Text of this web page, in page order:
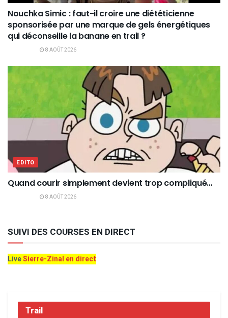
Nouchka Simic : faut-il croire une diététicienne
sponsorisée par une marque de gels énergétiques
qui déconseille la banane en trail ?
8 AOÛT 2026
EDITO
Quand courir simplement devient trop compliqué…
8 AOÛT 2026
SUIVI DES COURSES EN DIRECT
LiveSierre-Zinal en direct
Trail